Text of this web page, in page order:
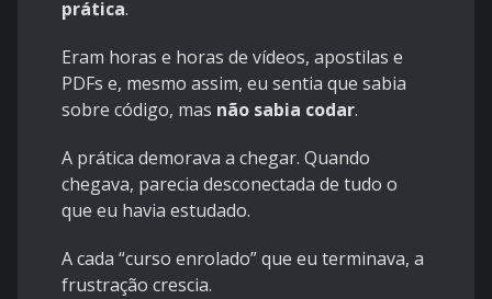
prática.
Eram horas e horas de vídeos, apostilas e
PDFs e, mesmo assim, eu sentia que sabia
sobre código, mas não sabia codar.
A prática demorava a chegar. Quando
chegava, parecia desconectada de tudo o
que eu havia estudado.
A cada “curso enrolado” que eu terminava, a
frustração crescia.